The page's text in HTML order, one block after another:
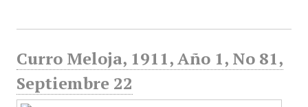
Curro Meloja, 1911, Año 1, No 81,
Septiembre 22